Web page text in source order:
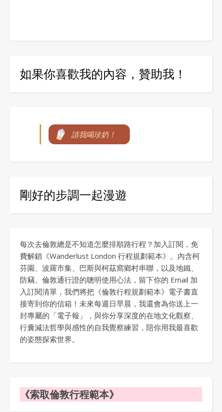
如果你喜歡我的內容，贊助我！
請我喝珍奶！
剛好的步調一起漫遊
每次去倫敦總是不知道怎麼排順路行程？加入訂閱，免
費解鎖《Wanderlust London 行程規劃範本》。內含柯
芬園、波羅市集、巴斯與柯茲窩鄉村串聯，以及地鐵、
防竊、倫敦通行證的聰明使用心法，留下你的 Email 加
入訂閱清單，我們將把《倫敦行程規劃範本》電子書直
接寄到你的信箱！未來每週日早晨，我還會為你送上一
封專屬的「電子報」，與你分享深度的在地文化觀察、
行囊減法哲學與感性的自我覺察練習，陪你用我最喜歡
的姿態探索世界。
《索取倫敦行程範本》